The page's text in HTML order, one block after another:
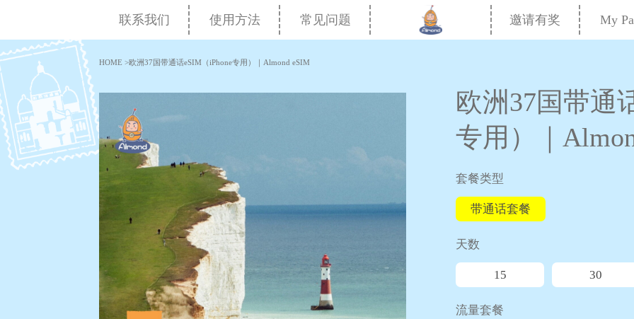
联系我们 使用方法 常见问题 邀请有奖 My
HOME >欧洲37国带通话eSIM（iPhone专用）｜Almond eSIM
欧洲37国带通
专用）｜
套餐类型
带通话套餐
天数
15 30
流量套餐